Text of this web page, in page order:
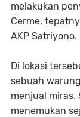
melakukan
Cerme,
AKP Satriyono.
Di lokasi
sebuah
menjual miras.
menemukan